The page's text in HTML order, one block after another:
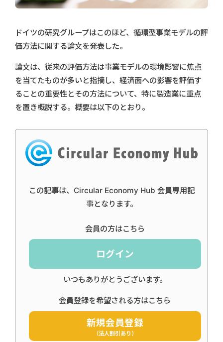
ドイツの研究グループはこのほど、循環型事業モデルの評
価方法に関する論文を発表した。
論文は、従来の評価方法は事業モデルの環境影響に焦点
を当てたものが多いと指摘し、経済面への影響を評価す
ることの重要性とその方法について、特に製造業に重点
を置き概説する。概要は以下のとおり。
この記事は、Circular Economy Hub 会員専用記
事となります。
会員の方はこちら
ログイン
いつもありがとうございます。
会員登録を希望される方はこちら
新規会員登録
（法人割引あり）